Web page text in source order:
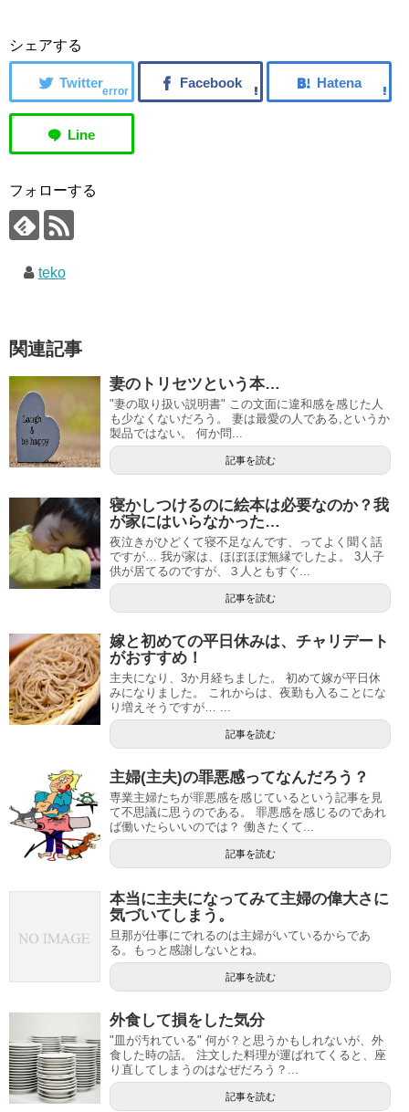
シェアする
error
フォローする
teko
関連記事
妻のトリセツという本…
"妻の取り扱い説明書" この文面に違和感を感じた人
も少なくないだろう。 妻は最愛の人である,というか
製品ではない。 何か問...
記事を読む
寝かしつけるのに絵本は必要なのか？我
が家にはいらなかった…
夜泣きがひどくて寝不足なんです、ってよく聞く話
ですが… 我が家は、ほぼほぼ無縁でしたよ。 3人子
供が居てるのですが、３人ともすぐ...
記事を読む
嫁と初めての平日休みは、チャリデート
がおすすめ！
主夫になり、3か月経ちました。 初めて嫁が平日休
みになりました。 これからは、夜勤も入ることにな
り増えそうですが… ...
記事を読む
主婦(主夫)の罪悪感ってなんだろう？
専業主婦たちが罪悪感を感じているという記事を見
て不思議に思うのである。 罪悪感を感じるのであれ
ば働いたらいいのでは？ 働きたくて...
記事を読む
本当に主夫になってみて主婦の偉大さに
気づいてしまう。
旦那が仕事にでれるのは主婦がいているからであ
る。もっと感謝しないとね。
記事を読む
外食して損をした気分
"皿が汚れている" 何が？と思うかもしれないが、外
食した時の話。 注文した料理が運ばれてくると、座
り直してしまうのはなぜだろう？...
記事を読む